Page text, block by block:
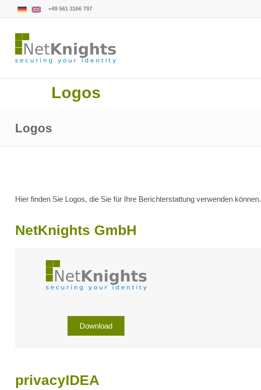
+49 561 3166 797
Logos
Logos
Hier finden Sie Logos, die Sie für Ihre Berichterstattung verwenden können.
NetKnights GmbH
Download
privacyIDEA